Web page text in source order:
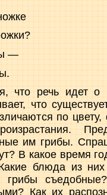
—
что речь идет о
что
по
им грибы.
В какое время
блюда из
грибы
Как их